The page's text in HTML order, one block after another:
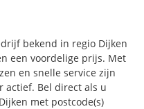
bekend in regio Dijken
een voordelige prijs. Met
en snelle service zijn
actief. Bel direct als u
met postcode(s)